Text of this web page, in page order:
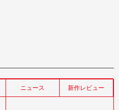
ニュース 新作レビュー